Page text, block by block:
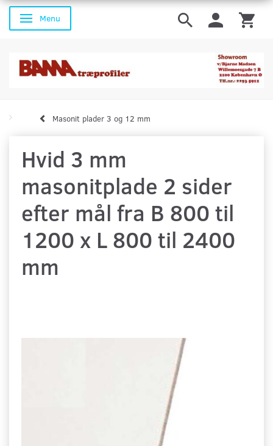
Skifte navigation
Menu
Masonit plader 3 og 12 mm
Hvid 3 mm
masonitplade 2 sider
efter mål fra B 800 til
1200 x L 800 til 2400
mm